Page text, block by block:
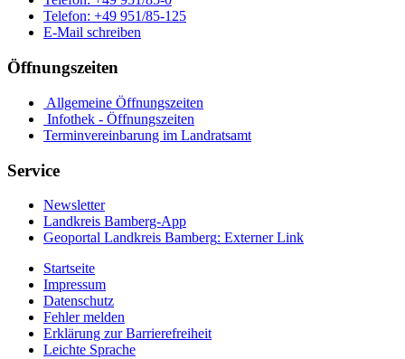
Telefon: +49 951/85-125
E-Mail schreiben
Öffnungszeiten
Allgemeine Öffnungszeiten
Infothek - Öffnungszeiten
Terminvereinbarung im Landratsamt
Service
Newsletter
Landkreis Bamberg-App
Geoportal Landkreis Bamberg: Externer Link
Startseite
Impressum
Datenschutz
Fehler melden
Erklärung zur Barrierefreiheit
Leichte Sprache